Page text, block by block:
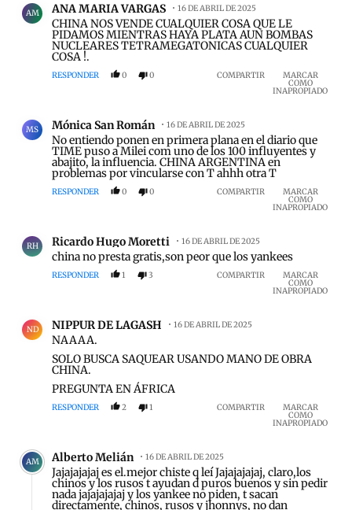
AM ANA MARIA VARGAS 16 DE ABRIL DE 2025
CHINA NOS VENDE CUALQUIER COSA QUE LE
PIDAMOS MIENTRAS HAYA PLATA AUN BOMBAS
NUCLEARES TETRAMEGATONICAS CUALQUIER
COSA !.
RESPONDER 0 0 COMPARTIR MARCAR
COMO
INAPROPIADO
MS Mónica San Román 16 DE ABRIL DE 2025
No entiendo ponen en primera plana en el diario que
TIME puso a Milei com uno de los 100 influyentes y
abajito, la influencia. CHINA ARGENTINA en
problemas por vincularse con T ahhh otra T
RESPONDER 0 0 COMPARTIR MARCAR
COMO
INAPROPIADO
RH Ricardo Hugo Moretti 16 DE ABRIL DE 2025
china no presta gratis,son peor que los yankees
RESPONDER 1 3 COMPARTIR MARCAR
COMO
INAPROPIADO
ND NIPPUR DE LAGASH 16 DE ABRIL DE 2025
NAAAA.
SOLO BUSCA SAQUEAR USANDO MANO DE OBRA
CHINA.
PREGUNTA EN ÁFRICA
RESPONDER 2 1 COMPARTIR MARCAR
COMO
INAPROPIADO
AM Alberto Melián 16 DE ABRIL DE 2025
Jajajajajaj es el.mejor chiste q leí Jajajajajaj, claro,los
chinos y los rusos t ayudan d puros buenos y sin pedir
nada jajajajajaj y los yankee no piden, t sacan
directamente, chinos, rusos y jhonnys, no dan